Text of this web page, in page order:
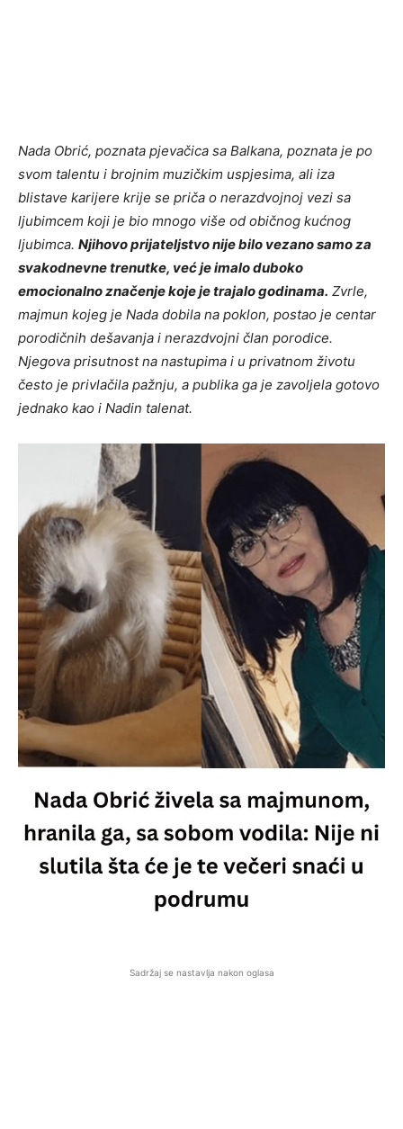
Nada Obrić, poznata pjevačica sa Balkana, poznata je po
svom talentu i brojnim muzičkim uspjesima, ali iza
blistave karijere krije se priča o nerazdvojnoj vezi sa
ljubimcem koji je bio mnogo više od običnog kućnog
ljubimca. Njihovo prijateljstvo nije bilo vezano samo za
svakodnevne trenutke, već je imalo duboko
emocionalno značenje koje je trajalo godinama. Zvrle,
majmun kojeg je Nada dobila na poklon, postao je centar
porodičnih dešavanja i nerazdvojni član porodice.
Njegova prisutnost na nastupima i u privatnom životu
često je privlačila pažnju, a publika ga je zavoljela gotovo
jednako kao i Nadin talenat.
Sadržaj se nastavlja nakon oglasa